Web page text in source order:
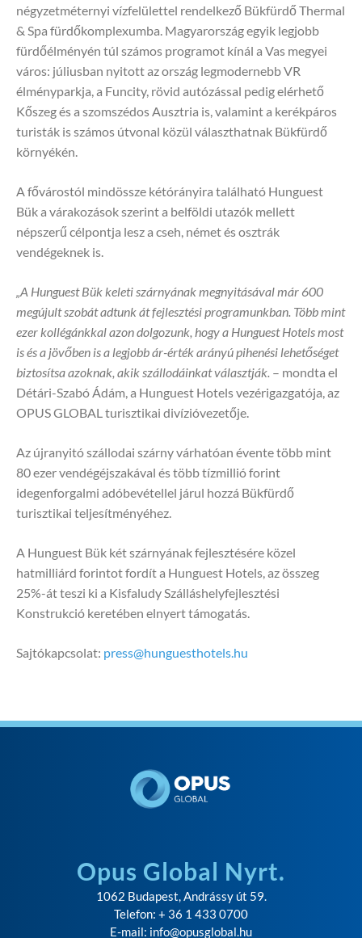
négyzetméternyi vízfelülettel rendelkező Bükfürdő Thermal
& Spa fürdőkomplexumba. Magyarország egyik legjobb
fürdőélményén túl számos programot kínál a Vas megyei
város: júliusban nyitott az ország legmodernebb VR
élményparkja, a Funcity, rövid autózással pedig elérhető
Kőszeg és a szomszédos Ausztria is, valamint a kerékpáros
turisták is számos útvonal közül választhatnak Bükfürdő
környékén.
A fővárostól mindössze kétórányira található Hunguest
Bük a várakozások szerint a belföldi utazók mellett
népszerű célpontja lesz a cseh, német és osztrák
vendégeknek is.
„A Hunguest Bük keleti szárnyának megnyitásával már 600
megújult szobát adtunk át fejlesztési programunkban. Több mint
ezer kollégánkkal azon dolgozunk, hogy a Hunguest Hotels most
is és a jövőben is a legjobb ár-érték arányú pihenési lehetőséget
biztosítsa azoknak, akik szállodáinkat választják. – mondta el
Détári-Szabó Ádám, a Hunguest Hotels vezérigazgatója, az
OPUS GLOBAL turisztikai divízióvezetője.
Az újranyitó szállodai szárny várhatóan évente több mint
80 ezer vendégéjszakával és több tízmillió forint
idegenforgalmi adóbevétellel járul hozzá Bükfürdő
turisztikai teljesítményéhez.
A Hunguest Bük két szárnyának fejlesztésére közel
hatmilliárd forintot fordít a Hunguest Hotels, az összeg
25%-át teszi ki a Kisfaludy Szálláshelyfejlesztési
Konstrukció keretében elnyert támogatás.
Sajtókapcsolat: press@hunguesthotels.hu
Opus Global Nyrt.
1062 Budapest, Andrássy út 59.
Telefon: + 36 1 433 0700
E-mail: info@opusglobal.hu